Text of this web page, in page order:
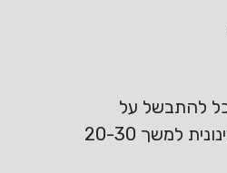
להתבשל על
להבה בינונית למשך 20-30